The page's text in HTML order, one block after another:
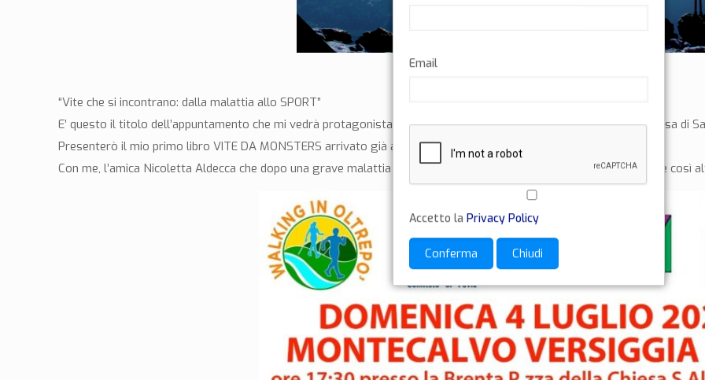
“Vite che si incontrano: dalla malattia allo SPORT”
E’ questo il titolo dell’appuntamento che mi vedrà protagonista domenica 4 luglio presso la Brenta P.zza della Chiesa di
Presenterò il mio primo libro VITE DA MONSTERS arrivato già alla quarta ristampa.
Con me, l’amica Nicoletta Aldecca che dopo una grave malattia è riuscita a riprendere in mano la sua vita ed aiutare così
Email
Accetto la Privacy Policy
Conferma Chiudi